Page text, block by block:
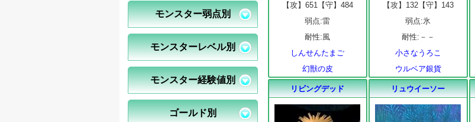
【攻】651【守】484
弱点:雷
耐性:風
しんせんたまご
幻獣の皮
【攻】132【守】143
弱点:氷
耐性:－－
小さなうろこ
ウルベア銀貨
リビングデッド リュウイーソー
モンスター弱点別
モンスターレベル別
モンスター経験値別
ゴールド別